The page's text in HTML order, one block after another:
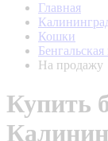
Главная
Кошки
На продажу
Купить